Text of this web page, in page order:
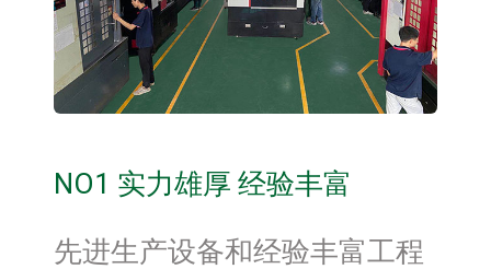
NO1 实力雄厚 经验丰富
先进生产设备和经验丰富工程